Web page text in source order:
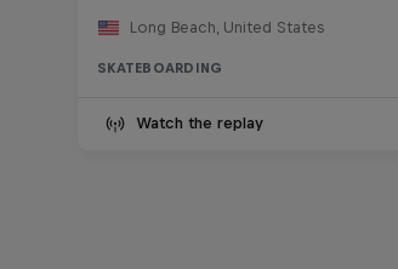
Long Beach, United States
SKATEBOARDING
Watch the replay